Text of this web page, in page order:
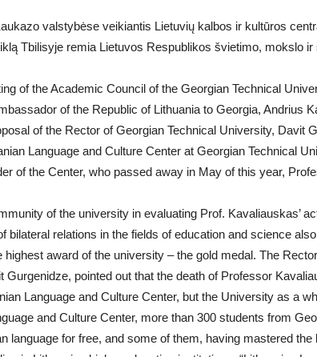
valstybėse veikiantis Lietuvių kalbos ir kultūros
Tbilisyje remia Lietuvos Respublikos švietimo, mokslo ir
of the Academic Council of the Georgian Technical
of the Republic of Lithuania to Georgia, Andrius
of the Rector of Georgian Technical University, Davit
Language and Culture Center at Georgian Technical
of the Center, who passed away in May of this year,
of the university in evaluating Prof. Kavaliauskas’
bilateral relations in the fields of education and science
highest award of the university – the gold medal. The
Gurgenidze, pointed out that the death of Professor
Language and Culture Center, but the University as a
and Culture Center, more than 300 students from
language for free, and some of them, having mastered the